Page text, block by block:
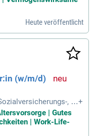
Heute veröffentlicht
(w/m/d)
, St
im Berei
+
| Gutes
| Work-Life-